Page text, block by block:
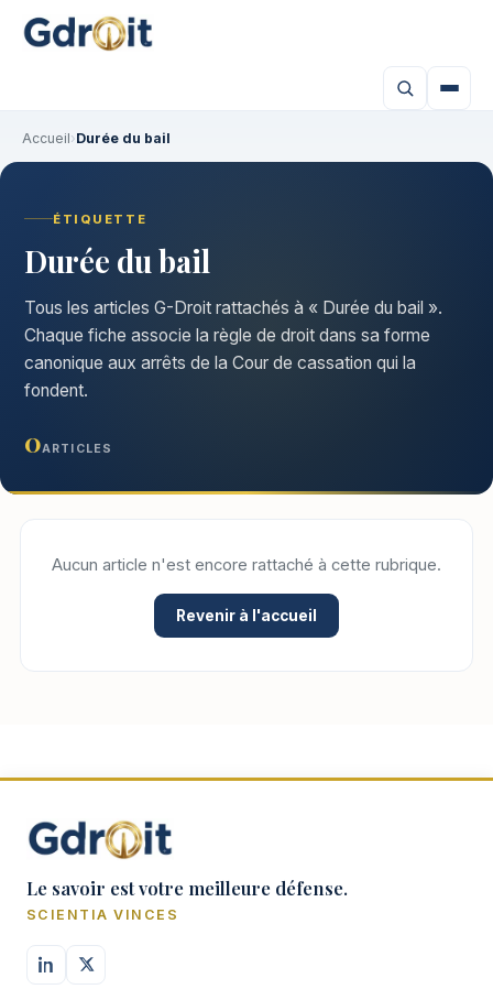
Accueil›Durée du bail
ÉTIQUETTE
Durée du bail
Tous les articles G-Droit rattachés à « Durée du bail ».
Chaque fiche associe la règle de droit dans sa forme
canonique aux arrêts de la Cour de cassation qui la
fondent.
0ARTICLES
Aucun article n'est encore rattaché à cette rubrique.
Revenir à l'accueil
Le savoir est votre meilleure défense.
SCIENTIA VINCES